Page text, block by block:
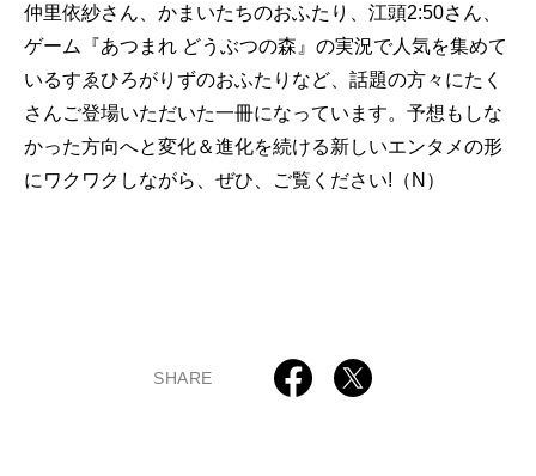
仲里依紗さん、かまいたちのおふたり、江頭2:50さん、
ゲーム『あつまれ どうぶつの森』の実況で人気を集めて
いるすゑひろがりずのおふたりなど、話題の方々にたく
さんご登場いただいた一冊になっています。予想もしな
かった方向へと変化＆進化を続ける新しいエンタメの形
にワクワクしながら、ぜひ、ご覧ください!（N）
SHARE